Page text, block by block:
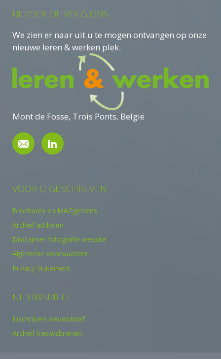
BEZOEK OF VOLG ONS
We zien er naar uit u te mogen ontvangen op onze
nieuwe leren & werken plek.
Mont de Fosse, Trois Ponts, België
VOOR U GESCHREVEN
Brochures en MAGgeziens
Archief artikelen
Disclaimer fotografie website
Algemene voorwaarden
Privacy Statement
NIEUWSBRIEF
Inschrijven nieuwsbrief
Archief nieuwsbrieven